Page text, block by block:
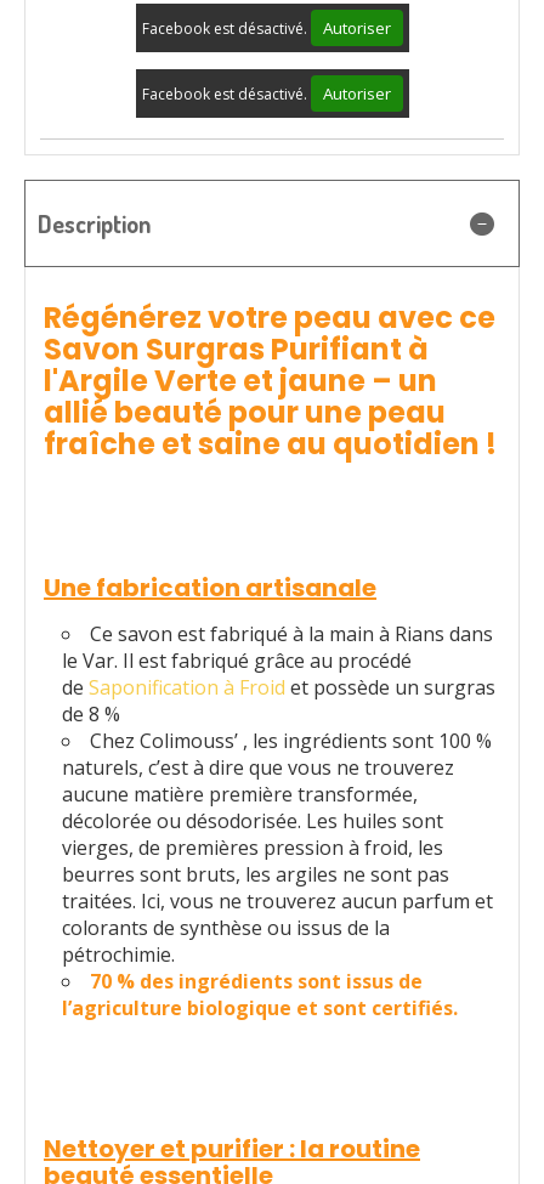
Facebook est désactivé. Autoriser
Facebook est désactivé. Autoriser
Description
Régénérez votre peau avec ce
Savon Surgras Purifiant à
l'Argile Verte et jaune – un
allié beauté pour une peau
fraîche et saine au quotidien !
Une fabrication artisanale
Ce savon est fabriqué à la main à Rians dans
le Var. Il est fabriqué grâce au procédé
de Saponification à Froid et possède un surgras
de 8 %
Chez Colimouss’ , les ingrédients sont 100 %
naturels, c’est à dire que vous ne trouverez
aucune matière première transformée,
décolorée ou désodorisée. Les huiles sont
vierges, de premières pression à froid, les
beurres sont bruts, les argiles ne sont pas
traitées. Ici, vous ne trouverez aucun parfum et
colorants de synthèse ou issus de la
pétrochimie.
70 % des ingrédients sont issus de
l’agriculture biologique et sont certifiés.
Nettoyer et purifier : la routine
beauté essentielle